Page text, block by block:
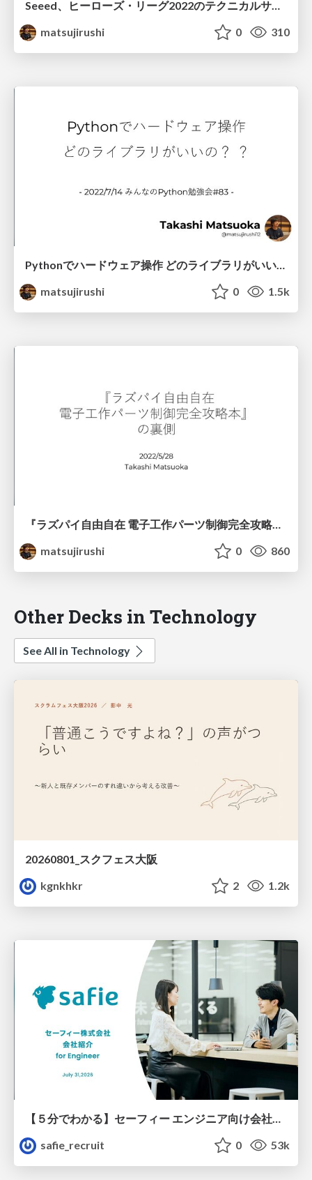
matsujirushi
0 310
Pythonでハードウェア操作 どのライブラリがいいの？ ？
matsujirushi
0 1.5k
『ラズパイ自由自在 電子工作パーツ制御完全攻略本』の裏側
matsujirushi
0 860
Other Decks in Technology
See All in Technology
20260801_スクフェス大阪
kgnkhkr
2 1.2k
【５分でわかる】セーフィー エンジニア向け会社紹介
safie_recruit
0 53k